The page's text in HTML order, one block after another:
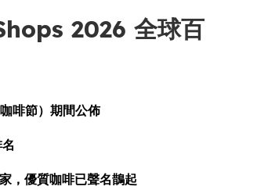
2026 全球百
啡節）期間公佈
，優質咖啡已聲名鵲起